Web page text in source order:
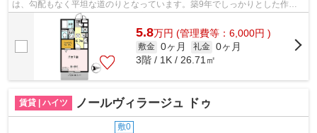
は、勾配もなく平坦な道のりとなっています。築9年でしっかりとした作り
が特徴の物件です。車をお持ちの方に嬉...
5.8万円 (管理費等：6,000円 )
敷金 0ヶ月 礼金 0ヶ月
3階 / 1K / 26.71㎡
賃貸 | ハイツ ノールヴィラージュ ドゥ
敷0